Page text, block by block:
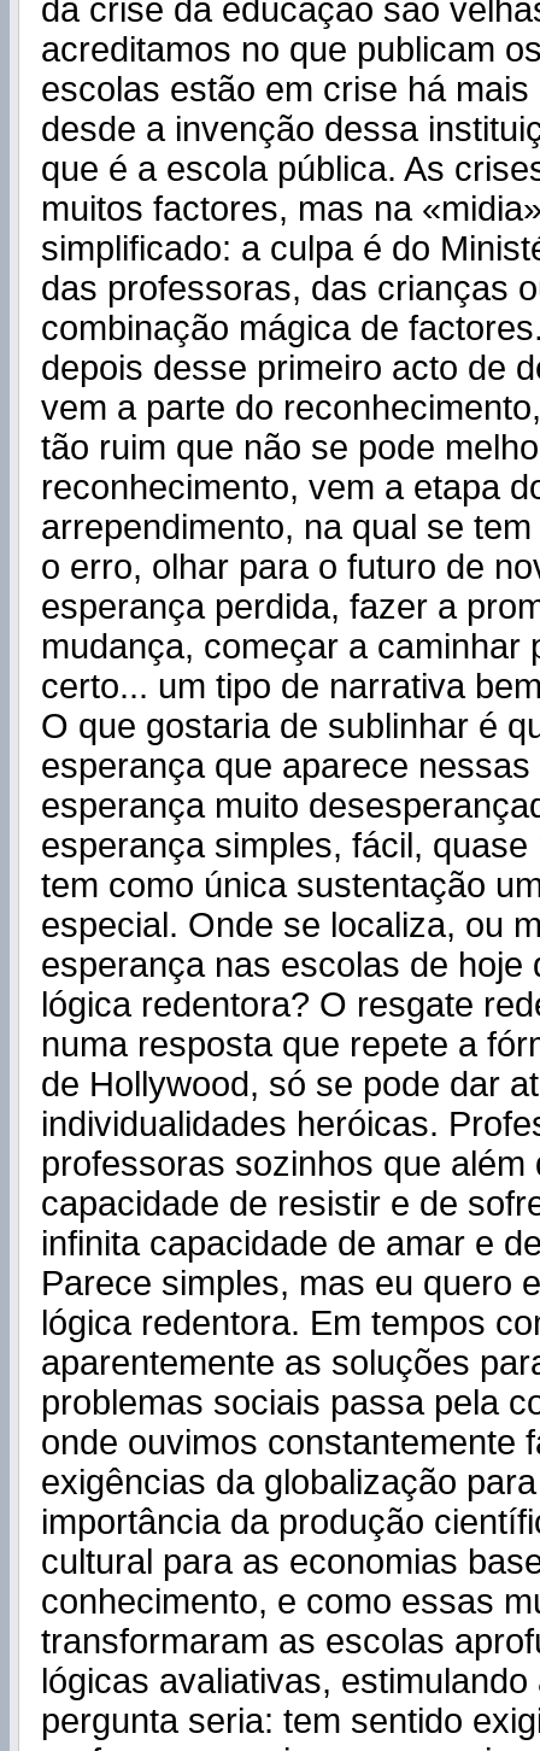
da crise da educação são
acreditamos no que publicam
escolas estão em crise há
desde a invenção dessa
que é a escola pública. As
muitos factores, mas na
simplificado: a culpa é do
das professoras, das crianças
combinação mágica de
depois desse primeiro acto de
vem a parte do
tão ruim que não se pode
reconhecimento, vem a etapa
arrependimento, na qual se
o erro, olhar para o futuro de
esperança perdida, fazer a
mudança, começar a caminhar
certo... um tipo de narrativa
O que gostaria de sublinhar é
esperança que aparece
esperança muito
esperança simples, fácil, quase
tem como única sustentação
especial. Onde se localiza, ou
esperança nas escolas de hoje
lógica redentora? O resgate
numa resposta que repete a
de Hollywood, só se pode dar
individualidades heróicas.
professoras sozinhos que além
capacidade de resistir e de
infinita capacidade de amar e
Parece simples, mas eu quero
lógica redentora. Em tempos
aparentemente as soluções
problemas sociais passa pela
onde ouvimos constantemente
exigências da globalização
importância da produção
cultural para as economias
conhecimento, e como essas
transformaram as escolas
lógicas avaliativas,
pergunta seria: tem sentido